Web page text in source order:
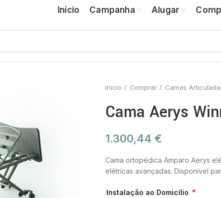
Início Campanha Alugar
Início Comprar Camas
Cama Aerys
1.300,44 €
Cama ortopédica Amparo Aerys
elétricas avançadas. Disponível
Instalação ao Domicílio *